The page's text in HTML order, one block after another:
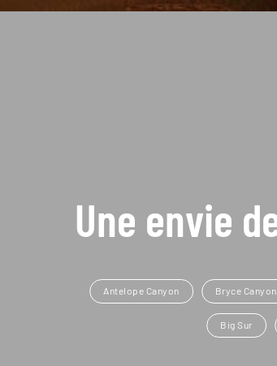
Une envie
Antelope Canyon Bryce Canyon
Big Sur